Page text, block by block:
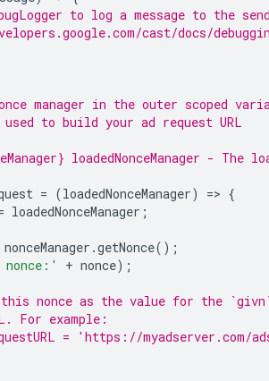
to log a message to the
cast/docs/
manager in the outer scoped
to build your ad request URL
loadedNonceManager - The
= (loadedNonceManager) => {
loadedNonceManager ;
nonceManager .getNonce();
nonce:' + nonce);
nonce as the value for the
For example:
= 'https://myadserver.com/